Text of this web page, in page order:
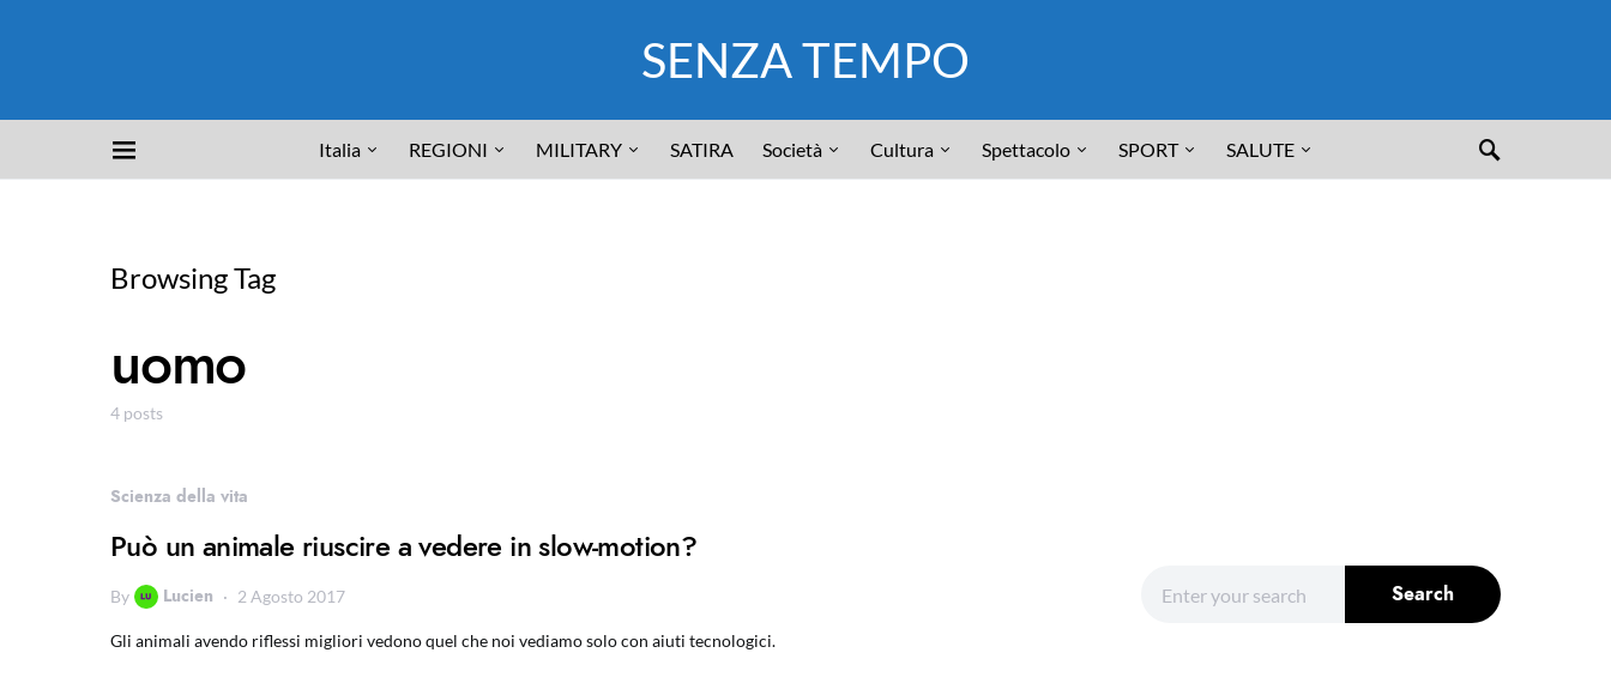
SENZA TEMPO
Italia REGIONI MILITARY SATIRA Società Cultura Spettacolo SPORT SALUTE
Browsing Tag
uomo
4 posts
Scienza della vita
Può un animale riuscire a vedere in slow-motion?
By Lucien 2 Agosto 2017
Gli animali avendo riflessi migliori vedono quel che noi vediamo solo con aiuti tecnologici.
Search